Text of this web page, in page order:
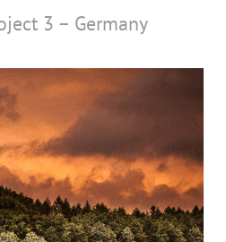
3 – Germany